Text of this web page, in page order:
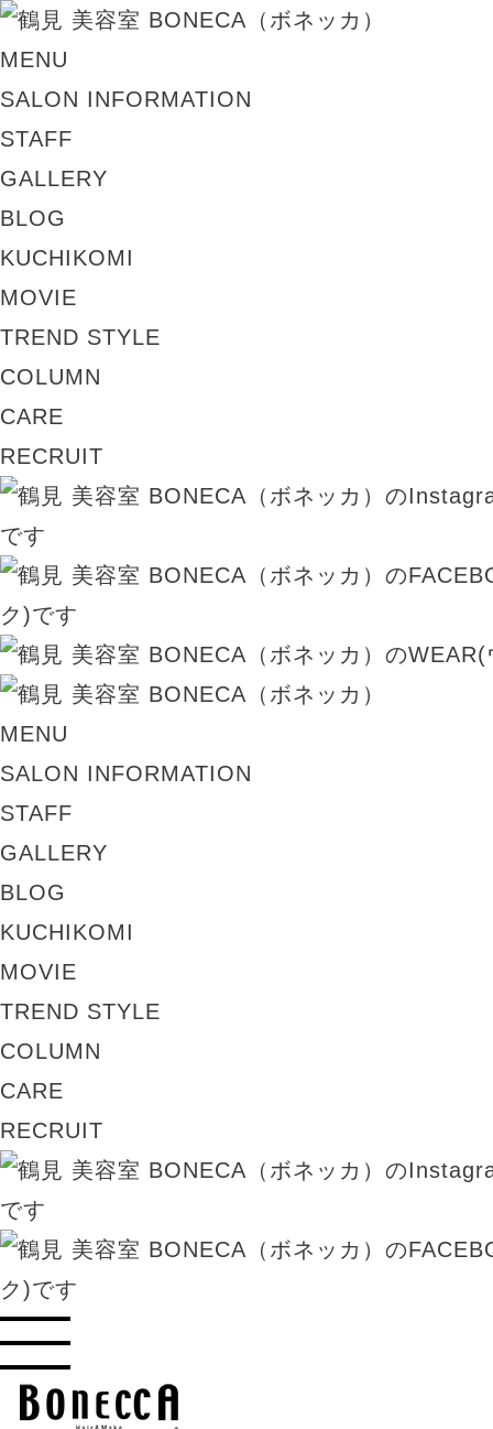
MENU
SALON INFORMATION
STAFF
GALLERY
BLOG
KUCHIKOMI
MOVIE
TREND STYLE
COLUMN
CARE
RECRUIT
MENU
SALON INFORMATION
STAFF
GALLERY
BLOG
KUCHIKOMI
MOVIE
TREND STYLE
COLUMN
CARE
RECRUIT